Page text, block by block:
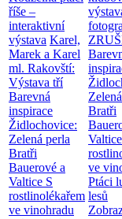
říše –
interaktivní
výstava Karel,
Marek a Karel
ml. Rakovští:
Výstava tří
Barevná
inspirace
Židlochovice:
Zelená perla
Bratři
Bauerové a
Valtice S
rostlinolékařem
ve vinohradu
Bratři
Valtice
ve
Ptáci
lesů